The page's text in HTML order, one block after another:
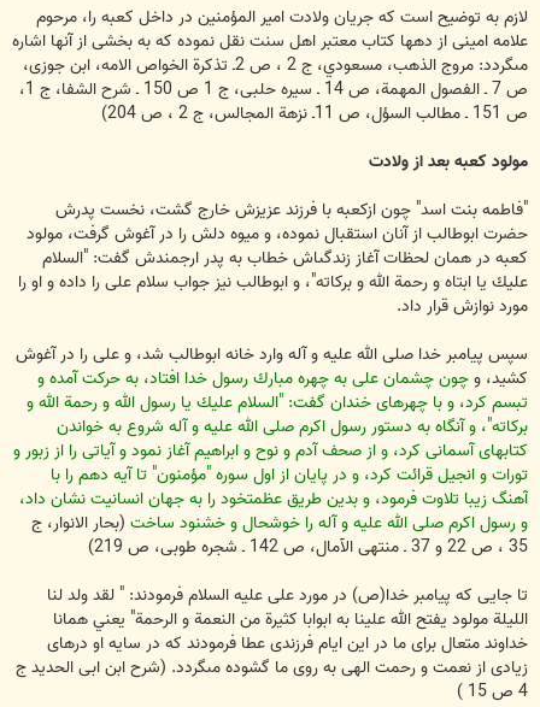
لازم به توضيح است كه جريان ولادت امير المؤمنين در داخل كعبه را، مرحوم
علامه امينى از دهها كتاب معتبر اهل سنت نقل نموده كه به بخشى از آنها اشاره
مى‏گردد: مروج الذهب، مسعودي، ج 2 ، ص 2ـ تذكرة الخواص الامه، ابن جوزى،
ص 7 ـ الفصول المهمة، ص 14 ـ سيره حلبى، ج 1 ص 150 ـ شرح الشفا، ج 1،
ص 151 ـ مطالب السؤل، ص 11ـ نزهة المجالس، ج 2 ، ص 204)
مولود كعبه بعد از ولادت
"فاطمه بنت اسد" چون ازكعبه با فرزند عزيزش خارج گشت، نخست پدرش
حضرت ابوطالب از آنان استقبال نموده، و ميوه دلش را در آغوش گرفت، مولود
كعبه در همان لحظات آغاز زندگى‏اش خطاب به پدر ارجمندش گفت: "السلام
عليك يا ابتاه و رحمة الله و بركاته"، و ابوطالب نيز جواب سلام على را داده و او را
مورد نوازش قرار داد.
سپس پيامبر خدا صلى الله عليه و آله وارد خانه ابوطالب شد، و على را در آغوش
كشيد، وچون چشمان على به چهره مبارك رسول خدا افتاد، به حركت آمده و
تبسم كرد، و با چهره‏اى خندان گفت: "السلام عليك يا رسول الله و رحمة الله و
بركاته"، و آنگاه به دستور رسول اكرم صلى الله عليه و آله شروع به خواندن
كتابهاى آسمانى كرد، و از صحف آدم و نوح و ابراهيم آغاز نمود و آياتى را از زبور و
تورات و انجيل قرائت كرد، و در پايان از اول سوره "مؤمنون" تا آيه دهم را با
آهنگ زيبا تلاوت فرمود، و بدين طريق عظمت‏خود را به جهان انسانيت نشان داد،
و رسول اكرم صلى الله عليه و آله را خوشحال و خشنود ساخت(بحار الانوار، ج
35 ، ص 22 و 37 ـ منتهى الآمال، ص 142 ـ شجره طوبى، ص 219)
تا جايى كه پيامبر خدا(ص) در مورد على عليه السلام فرمودند: " لقد ولد لنا
الليلة مولود يفتح الله علينا به ابوابا كثيرة من النعمة و الرحمة" يعني همانا
خداوند متعال براى ما در اين ايام فرزندى عطا فرمودند كه در سايه او درهاى
زيادى از نعمت و رحمت الهى به روى ما گشوده مى‏گردد. (شرح ابن ابى الحديد ج
4 ص 15 )